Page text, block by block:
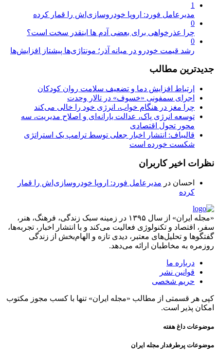
1
مدیرعامل فورد: اروپا خودروسازی‌اش را قمار کرده
0
چرا عذرخواهی برای بعضی آدم ها اینقدر سخت است؟
0
رشد قیمت خودرو در میانه آذر؛ مونتاژی‌ها پیشتاز افزایش‌ها
جدیدترین مطالب
ارتباط افزایش دما و تضعیف سلامت روان کودکان
اجرای سمفونی «خسوف» در تالار وحدت
چرا مغز در هنگام خواب، انرژی خود را خالی می‌کند
توسعه انرژی پاک، عدالت یارانه‌ای و اصلاح مدیریت، سه
محور تحول اقتصادی
قالیباف: انتشار اخبار جعلی توسط ترامپ یک استراتژی
شکست خورده است
نظرات اخیر کاربران
احسان در مدیرعامل فورد: اروپا خودروسازی‌اش را قمار
کرده
«مجله ایران» از سال ۱۳۹۵ در زمینه سبک زندگی، فرهنگ، هنر،
سفر، اقتصاد و تکنولوژی فعالیت می‌کند و با انتشار اخبار، تجربه‌ها،
گفتگوها و تحلیل‌های معتبر، دیدی تازه و الهام‌بخش از زندگی
روزمره به مخاطبان ارائه می‌دهد.
درباره ما
قوانین نشر
حریم شخصی
کپی هر قسمتی از مطالب «مجله ایران» تنها با کسب مجوز مکتوب
امکان پذیر است.
موضوعات داغ هفته
موضوعات پرطرفدار مجله ایران